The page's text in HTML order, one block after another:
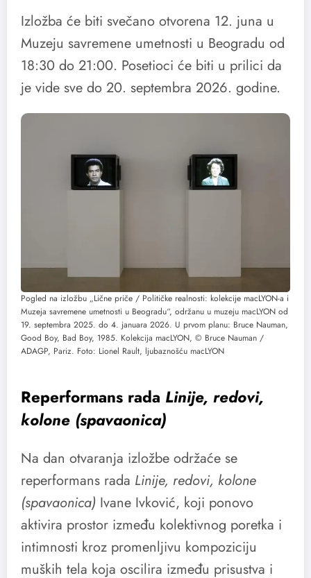
Izložba će biti svečano otvorena 12. juna u
Muzeju savremene umetnosti u Beogradu od
18:30 do 21:00. Posetioci će biti u prilici da
je vide sve do 20. septembra 2026. godine.
Pogled na izložbu „Lične priče / Političke realnosti: kolekcije macLYON-a i
Muzeja savremene umetnosti u Beogradu“, održanu u muzeju macLYON od
19. septembra 2025. do 4. januara 2026. U prvom planu: Bruce Nauman,
Good Boy, Bad Boy, 1985. Kolekcija macLYON, © Bruce Nauman /
ADAGP, Pariz. Foto: Lionel Rault, ljubaznošću macLYON
Reperformans rada Linije, redovi,
kolone (spavaonica)
Na dan otvaranja izložbe održaće se
reperformans rada Linije, redovi, kolone
(spavaonica) Ivane Ivković, koji ponovo
aktivira prostor između kolektivnog poretka i
intimnosti kroz promenljivu kompoziciju
muških tela koja oscilira između prisustva i